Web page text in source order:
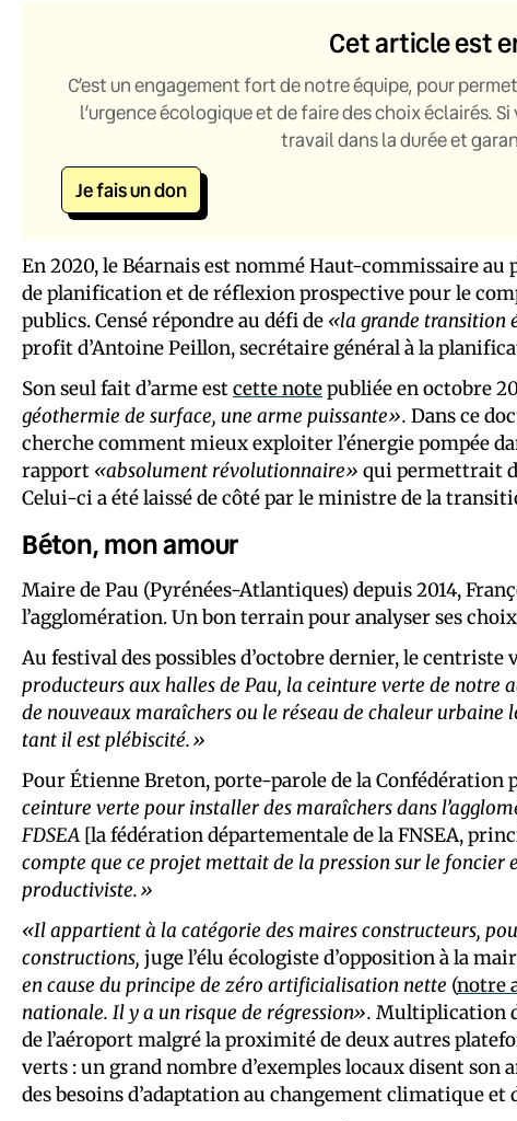
Cet article est
C’est un engagement fort de notre équipe, pour
l’urgence écologique et de faire des choix éclairés.
travail dans la durée et
Je fais un don
En 2020, le Béarnais est nommé Haut-commissaire au
de planification et de réflexion prospective pour le
publics. Censé répondre au défi de «la grande transition
profit d’Antoine Peillon, secrétaire général à la
Son seul fait d’arme estcette notepubliée en octobre
géothermie de surface, une arme puissante». Dans ce
cherche comment mieux exploiter l’énergie pompée
rapport «absolument révolutionnaire» qui permettrait
Celui-ci a été laissé de côté par le ministre de la
Béton, mon amour
Maire de Pau (Pyrénées-Atlantiques) depuis 2014,
l’agglomération. Un bon terrain pour analyser ses
Au festival des possibles d’octobre dernier, le
producteurs aux halles de Pau, la ceinture verte de notre
de nouveaux maraîchers ou le réseau de chaleur urbaine
tant il est plébiscité.»
Pour Étienne Breton, porte-parole de la Confédération
ceinture verte pour installer des maraîchers dans
FDSEA [la fédération départementale de la FNSEA,
compte que ce projet mettait de la pression sur le foncier
productiviste.»
«Il appartient à la catégorie des maires constructeurs,
constructions, juge l’élu écologiste d’opposition à la
en cause du principe de zéro artificialisation nette (notre
nationale. Il y a un risque de régression». Multiplication
de l’aéroport malgré la proximité de deux autres
verts : un grand nombre d’exemples locaux disent
des besoins d’adaptation au changement climatique et